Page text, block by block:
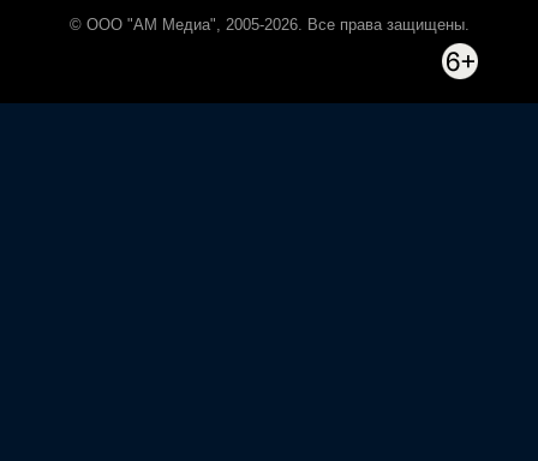
© ООО "АМ Медиа", 2005-2026. Все права защищены.